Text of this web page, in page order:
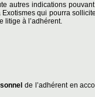
autres indications
qui pourra
litige à l’adhérent.
de l’adhérent en